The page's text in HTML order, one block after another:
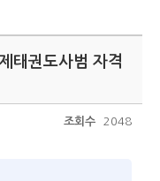
태권도사범 자격
조회수 2048